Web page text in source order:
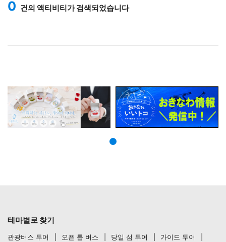
0 건의 액티비티가 검색되었습니다
테마별로 찾기
관광버스 투어 오픈 톱 버스 당일 섬 투어
가이드 투어